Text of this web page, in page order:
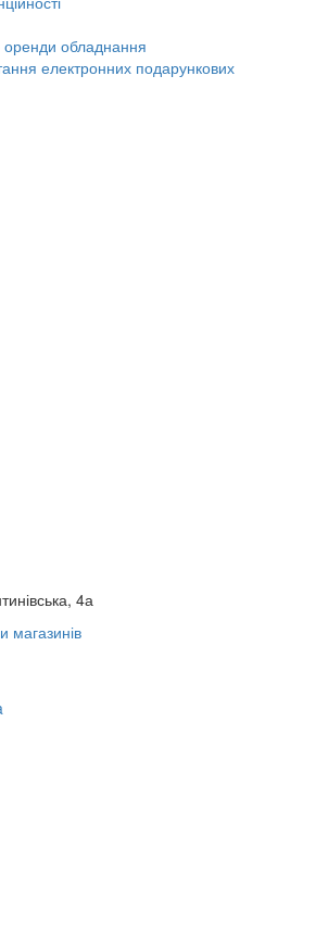
оренди обладнання
електронних подарункових
4а
магазинів